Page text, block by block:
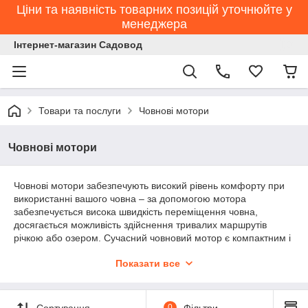
Ціни та наявність товарних позицій уточнюйте у
менеджера
Інтернет-магазин Садовод
Товари та послуги Човнові мотори
Човнові мотори
Човнові мотори забезпечують високий рівень комфорту при
використанні вашого човна – за допомогою мотора
забезпечується висока швидкість переміщення човна,
досягається можливість здійснення тривалих маршрутів
річкою або озером. Сучасний човновий мотор є компактним і
характеристики в плані потужності і надійності. Човнові
продукції різних виробників. На сайті інтернет-магазину
Садівник ви можете придбати підвісні човнові двигуни різної
Показати все